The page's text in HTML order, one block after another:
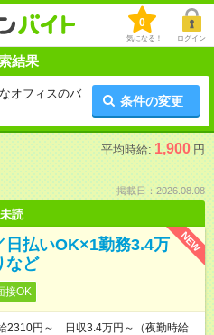
0
気になる！ ログイン
結果
オフィスのバ
条件の変更
平均時給: 1,900 円
掲載日：2026.08.08
未読
NEW
日払いOK×1勤務3.4万
など
接OK
2310円～ 日収3.4万円～（夜勤時給